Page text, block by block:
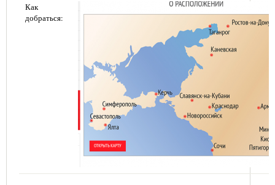
Как
добраться: